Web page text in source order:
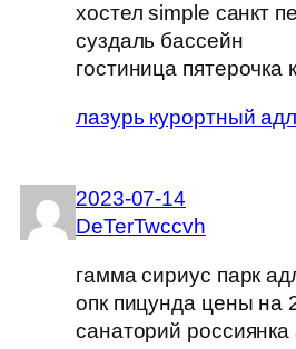
хостел simple санкт
суздаль бассейн
гостиница пятерочка
лазурь курортный
2023-07-14
DeTerTwccvh
гамма сириус парк
опк пицунда цены на
санаторий россиянка